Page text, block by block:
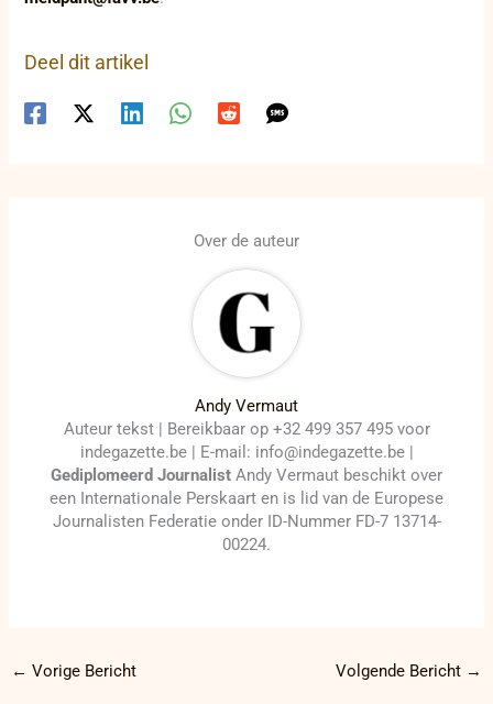
Deel dit artikel
Over de auteur
Andy Vermaut
Auteur tekst | Bereikbaar op +32 499 357 495 voor
indegazette.be | E-mail: info@indegazette.be |
Gediplomeerd Journalist Andy Vermaut beschikt over
een Internationale Perskaart en is lid van de Europese
Journalisten Federatie onder ID-Nummer FD-7 13714-
00224.
← Vorige Bericht Volgende Bericht →